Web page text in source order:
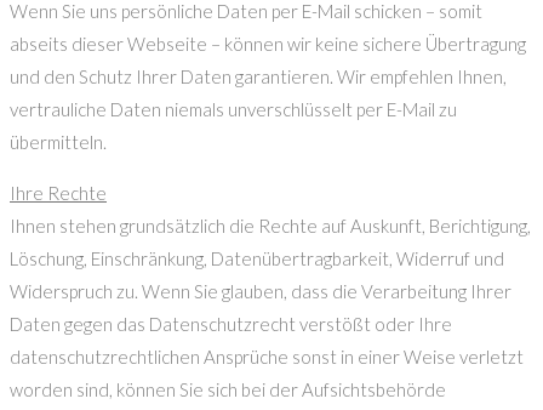
Wenn Sie uns persönliche Daten per E-Mail schicken – somit
abseits dieser Webseite – können wir keine sichere Übertragung
und den Schutz Ihrer Daten garantieren. Wir empfehlen Ihnen,
vertrauliche Daten niemals unverschlüsselt per E-Mail zu
übermitteln.
Ihre Rechte
Ihnen stehen grundsätzlich die Rechte auf Auskunft, Berichtigung,
Löschung, Einschränkung, Datenübertragbarkeit, Widerruf und
Widerspruch zu. Wenn Sie glauben, dass die Verarbeitung Ihrer
Daten gegen das Datenschutzrecht verstößt oder Ihre
datenschutzrechtlichen Ansprüche sonst in einer Weise verletzt
worden sind, können Sie sich bei der Aufsichtsbehörde